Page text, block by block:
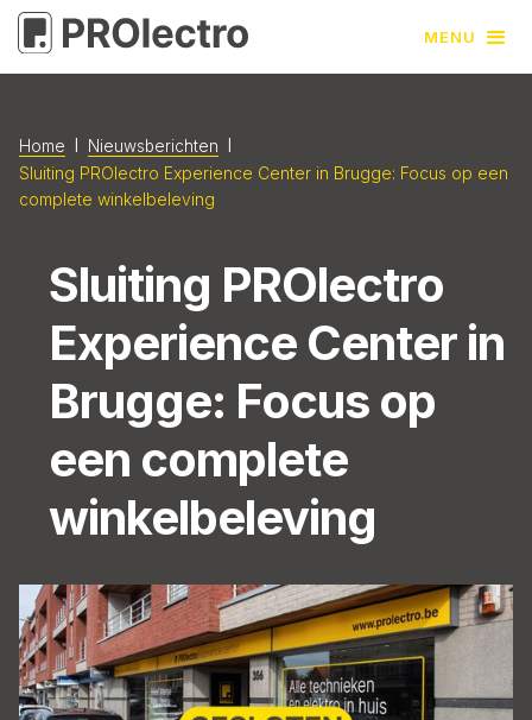
MENU
Home l Nieuwsberichten l
Sluiting PROlectro Experience Center in Brugge: Focus op een
complete winkelbeleving
Sluiting PROlectro
Experience Center in
Brugge: Focus op
een complete
winkelbeleving